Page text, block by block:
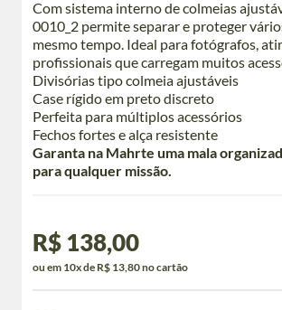
Com sistema interno de colmeias
0010_2 permite separar e proteger
mesmo tempo. Ideal para fotógrafos,
profissionais que carregam muitos
Divisórias tipo colmeia ajustáveis
Case rígido em preto discreto
Perfeita para múltiplos acessórios
Fechos fortes e alça resistente
Garanta na Mahrte uma mala
para qualquer missão.
R$ 138,00
ou em 10x de R$ 13,80 no cartão